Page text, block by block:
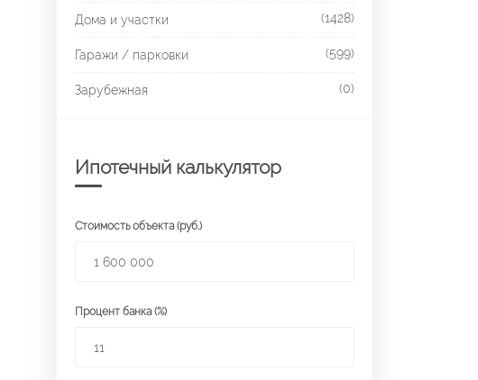
Дома и участки (1428)
Гаражи / парковки (599)
Зарубежная (0)
Ипотечный калькулятор
Стоимость объекта (руб.)
Процент банка (%)